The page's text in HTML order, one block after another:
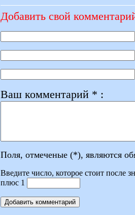
Добавить свой
Ваш комментарий * :
Поля, отмеченые (*), являются
Введите число, которое стоит после
плюс 1